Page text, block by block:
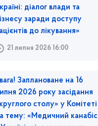
діалог влади та
заради доступу
до лікування»
21 липня 2026 16:00
Заплановане на 16
2026 року засідання
столу» у Комітеті
тему: «Медичний канабіс